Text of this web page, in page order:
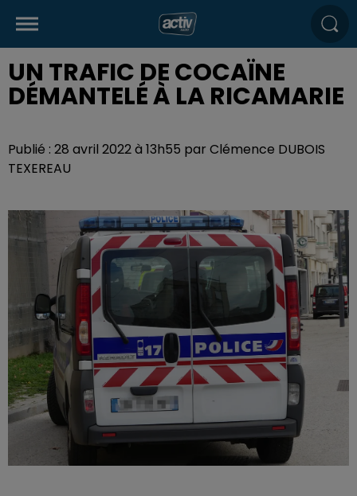
UN TRAFIC DE COCAÏNE
DÉMANTELÉ À LA RICAMARIE
Publié : 28 avril 2022 à 13h55 par Clémence DUBOIS
TEXEREAU